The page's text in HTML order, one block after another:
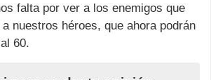
falta por ver a los enemigos que
nuestros héroes, que ahora podrán
60.